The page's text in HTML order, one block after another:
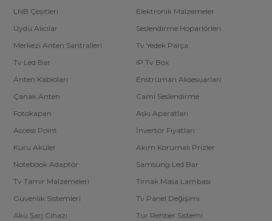
LNB Çeşitleri
Elektronik Malzemeler
Uydu Alıcılar
Seslendirme Hoparlörleri
Merkezi Anten Santralleri
Tv Yedek Parça
Tv Led Bar
IP Tv Box
Anten Kabloları
Enstrüman Aksesuarları
Çanak Anten
Cami Seslendirme
Fotokapan
Askı Aparatları
Access Point
İnvertör Fiyatları
Kuru Aküler
Akım Korumalı Prizler
Notebook Adaptör
Samsung Led Bar
Tv Tamir Malzemeleri
Tırnak Masa Lambası
Güvenlik Sistemleri
Tv Panel Değişimi
Akü Şarj Cihazı
Tur Rehber Sistemi